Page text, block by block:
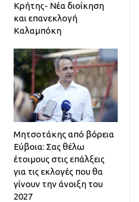
Κρήτης- Νέα διοίκηση
και επανεκλογή
Καλαμπόκη
Μητσοτάκης από βόρεια
Εύβοια: Σας θέλω
έτοιμους στις επάλξεις
για τις εκλογές που θα
γίνουν την άνοιξη του
2027